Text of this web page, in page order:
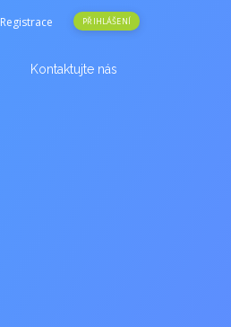
Registrace PŘIHLÁŠENÍ
Kontaktujte nás